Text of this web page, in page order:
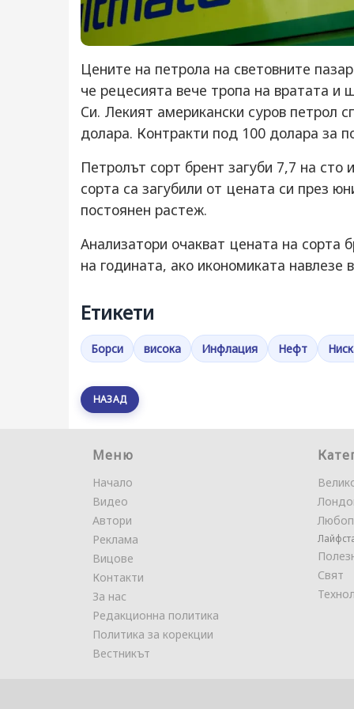
Цените на петрола на световните
че рецесията вече тропа на вратата
Си. Лекият американски суров петрол
долара. Контракти под 100 долара за
Петролът сорт брент загуби 7,7 на
сорта са загубили от цената си през
постоянен растеж.
Анализатори очакват цената на сорта
на годината, ако икономиката навлезе
Етикети
Борси висока Инфлация Нефт
НАЗАД
Меню
Начало
Видео
Автори
Реклама
Вицове
Контакти
За нас
Редакционна политика
Политика за корекции
Вестникът
Свят